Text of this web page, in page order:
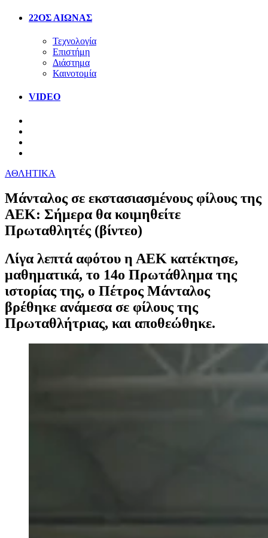
22ΟΣ ΑΙΩΝΑΣ
Τεχνολογία
Επιστήμη
Διάστημα
Καινοτομία
VIDEO
ΑΘΛΗΤΙΚΑ
Μάνταλος σε εκστασιασμένους φίλους της
ΑΕΚ: Σήμερα θα κοιμηθείτε
Πρωταθλητές (βίντεο)
Λίγα λεπτά αφότου η ΑΕΚ κατέκτησε,
μαθηματικά, το 14ο Πρωτάθλημα της
ιστορίας της, ο Πέτρος Μάνταλος
βρέθηκε ανάμεσα σε φίλους της
Πρωταθλήτριας, και αποθεώθηκε.